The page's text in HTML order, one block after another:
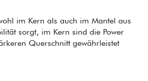
im Kern als auch im Mantel aus
sorgt, im Kern sind die Power
Querschnitt gewährleistet